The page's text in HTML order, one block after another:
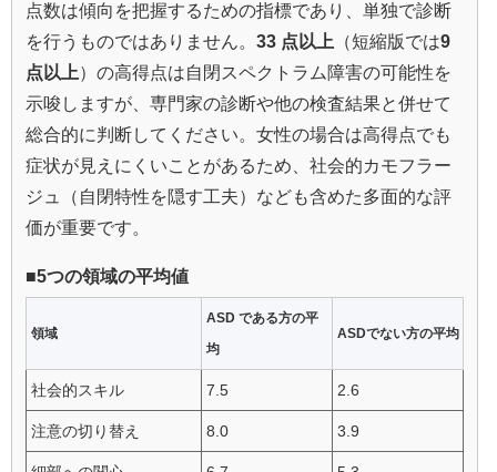
点数は傾向を把握するための指標であり、単独で診断
を行うものではありません。 33 点以上 （短縮版では9
点以上）の高得点は自閉スペクトラム障害の可能性を
示唆しますが、専門家の診断や他の検査結果と併せて
総合的に判断してください。女性の場合は高得点でも
症状が見えにくいことがあるため、社会的カモフラー
ジュ（自閉特性を隠す工夫）なども含めた多面的な評
価が重要です。
■5つの領域の平均値
領域
ASD である方の平
均
ASDでない方の平均
社会的スキル 7.5 2.6
注意の切り替え 8.0 3.9